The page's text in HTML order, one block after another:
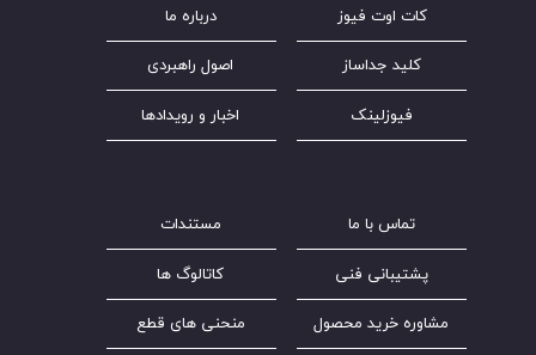
کات اوت فیوز
کلید جداساز
فیوزلینک
درباره ما
اصول راهبردی
اخبار و رویدادها
تماس با ما
پشتیبانی فنی
مشاوره خرید محصول
مستندات
کاتالوگ ها
منحنی های قطع